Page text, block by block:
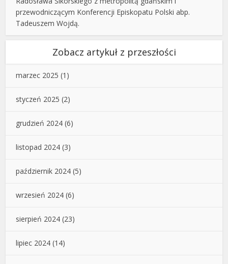
przewodniczącym Konferencji Episkopatu Polski abp.
Tadeuszem Wojdą.
Zobacz artykuł z przeszłości
marzec 2025 (1)
styczeń 2025 (2)
grudzień 2024 (6)
listopad 2024 (3)
październik 2024 (5)
wrzesień 2024 (6)
sierpień 2024 (23)
lipiec 2024 (14)